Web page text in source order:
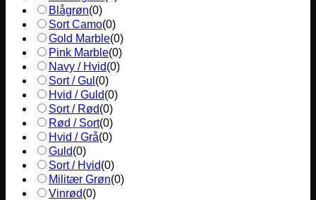
Blågrøn(0)
Sort Camo(0)
Gold Marble(0)
Pink Marble(0)
Navy / Hvid(0)
Sort / Gul (0)
Hvid / Guld(0)
Sort / Rød(0)
Rød / Sort(0)
Hvid / Grå(0)
Guld(0)
Sort / Hvid(0)
Militær Grøn(0)
Vinrød(0)